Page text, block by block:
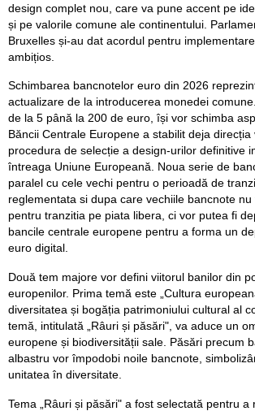
design complet nou, care va pune accent pe
și pe valorile comune ale continentului.
Bruxelles și-au dat acordul pentru
ambițios.
Schimbarea bancnotelor euro din 2026
actualizare de la introducerea monedei
de la 5 până la 200 de euro, își vor schimba
Băncii Centrale Europene a stabilit deja direcția
procedura de selecție a design-urilor definitive
întreaga Uniune Europeană. Noua serie de
paralel cu cele vechi pentru o perioadă de
reglementata si dupa care vechiile bancnote
pentru tranzitia pe piata libera, ci vor putea fi
bancile centrale europene pentru a forma un
euro digital.
Două tem majore vor defini viitorul banilor din
europenilor. Prima temă este „Cultura
diversitatea și bogăția patrimoniului cultural al
temă, intitulată „Râuri și păsări", va aduce un
europene și biodiversității sale. Păsări precum
albastru vor împodobi noile bancnote,
unitatea în diversitate.
Tema „Râuri și păsări" a fost selectată pentru a